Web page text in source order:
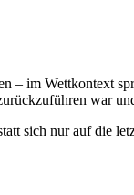
– im Wettkontext
war
sich nur auf die